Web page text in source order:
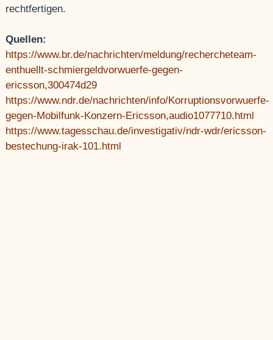
rechtfertigen.
Quellen:
https://www.br.de/nachrichten/meldung/rechercheteam-
enthuellt-schmiergeldvorwuerfe-gegen-
ericsson,300474d29
https://www.ndr.de/nachrichten/info/Korruptionsvorwuerfe-
gegen-Mobilfunk-Konzern-Ericsson,audio1077710.html
https://www.tagesschau.de/investigativ/ndr-wdr/ericsson-
bestechung-irak-101.html